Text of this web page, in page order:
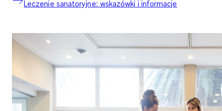
Leczenie sanatoryjne: wskazówki i informacje